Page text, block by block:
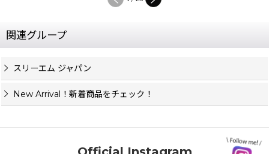
関連グループ
スリーエム ジャパン
New Arrival！新着商品をチェック！